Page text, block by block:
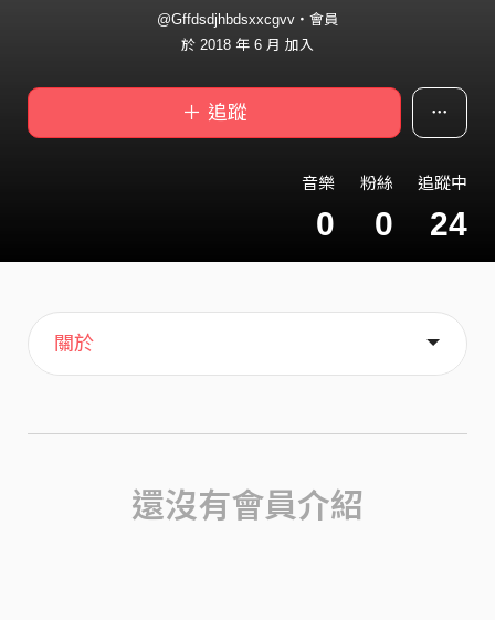
@Gffdsdjhbdsxxcgvv・會員
於 2018 年 6 月 加入
＋ 追蹤
音樂
0
粉絲
0
追蹤中
24
主頁
歌單
喜歡
關於
還沒有會員介紹